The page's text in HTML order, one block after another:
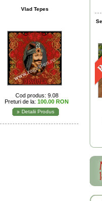
Vlad Tepes
Cod produs: 9.08
Preturi de la: 100.00 RON
Detalii Produs